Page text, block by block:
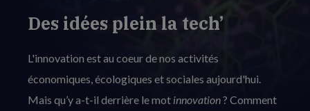
AnimationDes idées plein la tech’
L'innovation est au coeur de nos activités
économiques, écologiques et sociales aujourd'hui.
Mais qu’y a-t-il derrière le mot innovation? Comment